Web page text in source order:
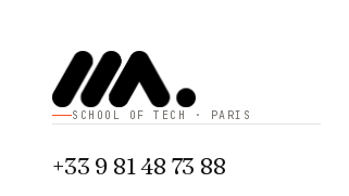
SCHOOL OF TECH · PARIS
+33 9 81 48 73 88